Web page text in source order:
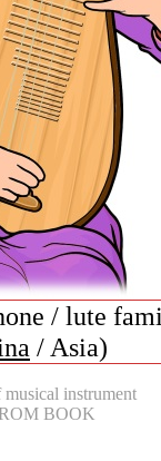
/ lute
/ Asia)
musical instrument
BOOK